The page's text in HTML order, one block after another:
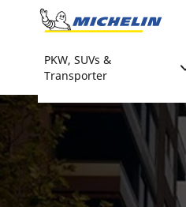
Go to page content
PKW, SUVs &
Transporter